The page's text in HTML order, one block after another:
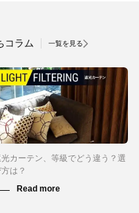
コラム 一覧を見る
カーテン、等級でどう違う？選
は？